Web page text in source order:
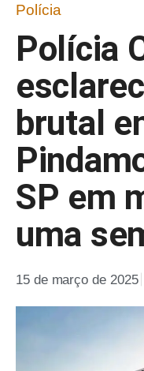
Polícia
Polícia
brutal
SP em
uma
15 de março de 2025